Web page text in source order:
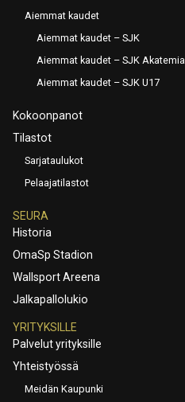
Aiemmat kaudet
Aiemmat kaudet – SJK
Aiemmat kaudet – SJK Akatemia
Aiemmat kaudet – SJK U17
Kokoonpanot
Tilastot
Sarjataulukot
Pelaajatilastot
SEURA
Historia
OmaSp Stadion
Wallsport Areena
Jalkapallolukio
YRITYKSILLE
Palvelut yrityksille
Yhteistyössä
Meidän Kaupunki